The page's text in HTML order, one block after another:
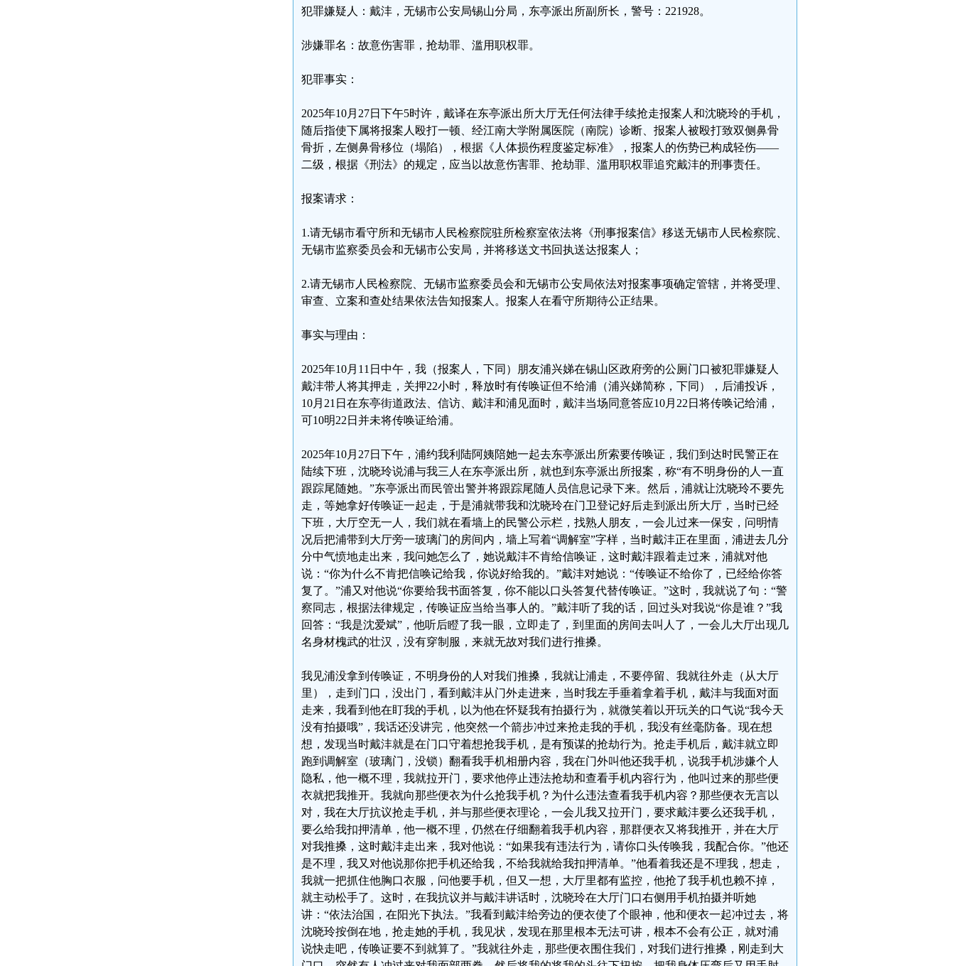
犯罪嫌疑人：戴沣，无锡市公安局锡山分局，东亭派出所副所长，警号：221928。
涉嫌罪名：故意伤害罪，抢劫罪、滥用职权罪。
犯罪事实：
2025年10月27日下午5时许，戴译在东亭派出所大厅无任何法律手续抢走报案人和沈晓玲的手机，
随后指使下属将报案人殴打一顿、经江南大学附属医院（南院）诊断、报案人被殴打致双侧鼻骨
骨折，左侧鼻骨移位（塌陷），根据《人体损伤程度鉴定标准》，报案人的伤势已构成轻伤——
二级，根据《刑法》的规定，应当以故意伤害罪、抢劫罪、滥用职权罪追究戴沣的刑事责任。
报案请求：
1.请无锡市看守所和无锡市人民检察院驻所检察室依法将《刑事报案信》移送无锡市人民检察院、
无锡市监察委员会和无锡市公安局，并将移送文书回执送达报案人；
2.请无锡市人民检察院、无锡市监察委员会和无锡市公安局依法对报案事项确定管辖，并将受理、
审查、立案和查处结果依法告知报案人。报案人在看守所期待公正结果。
事实与理由：
2025年10月11日中午，我（报案人，下同）朋友浦兴娣在锡山区政府旁的公厕门口被犯罪嫌疑人
戴沣带人将其押走，关押22小时，释放时有传唤证但不给浦（浦兴娣简称，下同），后浦投诉，
10月21日在东亭街道政法、信访、戴沣和浦见面时，戴沣当场同意答应10月22日将传唤记给浦，
可10明22日并未将传唤证给浦。
2025年10月27日下午，浦约我利陆阿姨陪她一起去东亭派出所索要传唤证，我们到达时民警正在
陆续下班，沈晓玲说浦与我三人在东亭派出所，就也到东亭派出所报案，称“有不明身份的人一直
跟踪尾随她。”东亭派出而民管出警并将跟踪尾随人员信息记录下来。然后，浦就让沈晓玲不要先
走，等她拿好传唤证一起走，于是浦就带我和沈晓玲在门卫登记好后走到派出所大厅，当时已经
下班，大厅空无一人，我们就在看墙上的民警公示栏，找熟人朋友，一会儿过来一保安，问明情
况后把浦带到大厅旁一玻璃门的房间内，墙上写着“调解室”字样，当时戴沣正在里面，浦进去几分
分中气愤地走出来，我问她怎么了，她说戴沣不肯给信唤证，这时戴沣跟着走过来，浦就对他
说：“你为什么不肯把信唤记给我，你说好给我的。”戴沣对她说：“传唤证不给你了，已经给你答
复了。”浦又对他说“你要给我书面答复，你不能以口头答复代替传唤证。”这时，我就说了句：“警
察同志，根据法律规定，传唤证应当给当事人的。”戴沣听了我的话，回过头对我说“你是谁？”我
回答：“我是沈爱斌”，他听后瞪了我一眼，立即走了，到里面的房间去叫人了，一会儿大厅出现几
名身材槐武的壮汉，没有穿制服，来就无故对我们进行推搡。
我见浦没拿到传唤证，不明身份的人对我们推搡，我就让浦走，不要停留、我就往外走（从大厅
里），走到门口，没出门，看到戴沣从门外走进来，当时我左手垂着拿着手机，戴沣与我面对面
走来，我看到他在盯我的手机，以为他在怀疑我有拍摄行为，就微笑着以开玩关的口气说“我今天
没有拍摄哦”，我话还没讲完，他突然一个箭步冲过来抢走我的手机，我没有丝毫防备。现在想
想，发现当时戴沣就是在门口守着想抢我手机，是有预谋的抢劫行为。抢走手机后，戴沣就立即
跑到调解室（玻璃门，没锁）翻看我手机相册内容，我在门外叫他还我手机，说我手机涉嫌个人
隐私，他一概不理，我就拉开门，要求他停止违法抢劫和查看手机内容行为，他叫过来的那些便
衣就把我推开。我就向那些便衣为什么抢我手机？为什么违法查看我手机内容？那些便衣无言以
对，我在大厅抗议抢走手机，并与那些便衣理论，一会儿我又拉开门，要求戴沣要么还我手机，
要么给我扣押清单，他一概不理，仍然在仔细翻着我手机内容，那群便衣又将我推开，并在大厅
对我推搡，这时戴沣走出来，我对他说：“如果我有违法行为，请你口头传唤我，我配合你。”他还
是不理，我又对他说那你把手机还给我，不给我就给我扣押清单。”他看着我还是不理我，想走，
我就一把抓住他胸口衣服，问他要手机，但又一想，大厅里都有监控，他抢了我手机也赖不掉，
就主动松手了。这时，在我抗议并与戴沣讲话时，沈晓玲在大厅门口右侧用手机拍摄并听她
讲：“依法治国，在阳光下执法。”我看到戴沣给旁边的便衣使了个眼神，他和便衣一起冲过去，将
沈晓玲按倒在地，抢走她的手机，我见状，发现在那里根本无法可讲，根本不会有公正，就对浦
说快走吧，传唤证要不到就算了。”我就往外走，那些便衣围住我们，对我们进行推搡，刚走到大